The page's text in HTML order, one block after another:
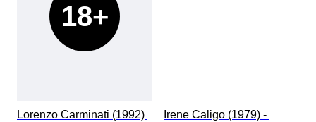
18+
Lorenzo Carminati (1992)
Irene Caligo (1979) -